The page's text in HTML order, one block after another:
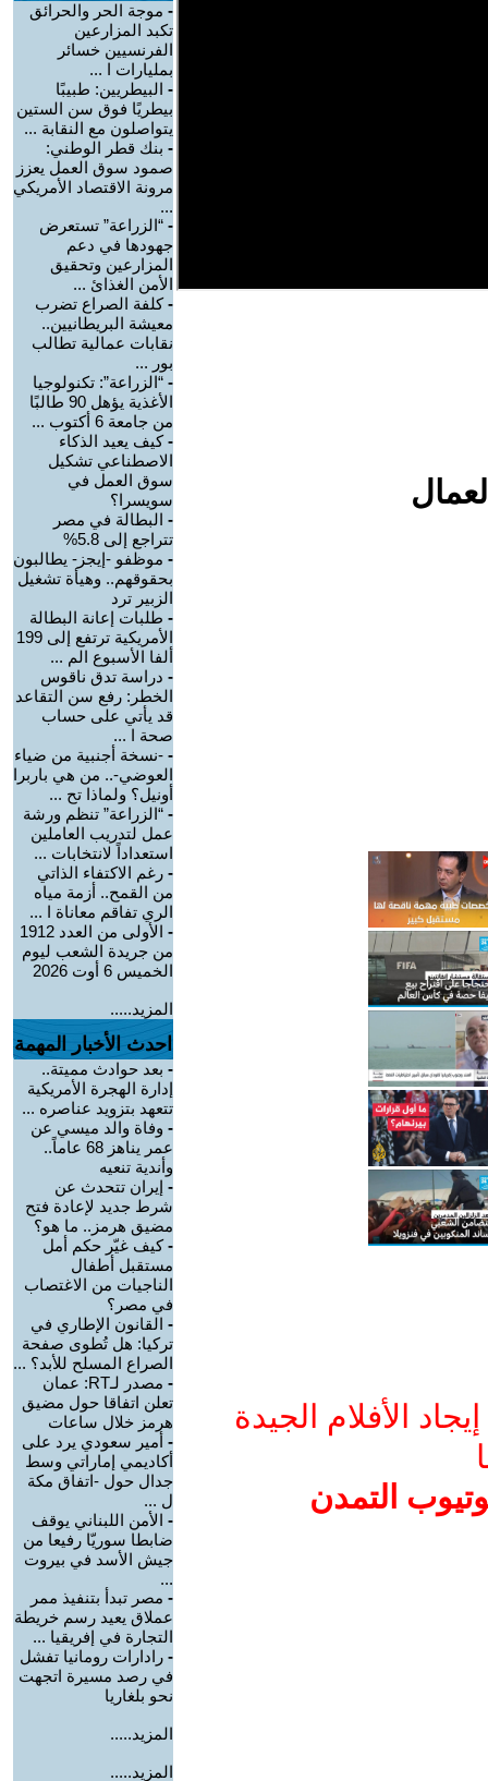
الأفلام الجيدة
التمدن
- موجة الحر والحرائق
تكبد المزارعين
الفرنسيين خسائر
بمليارات ا ...
- البيطريين: طبيبًا
بيطريًا فوق سن الستين
يتواصلون مع النقابة ...
- بنك قطر الوطني:
صمود سوق العمل يعزز
مرونة الاقتصاد الأمريكي
...
- “الزراعة” تستعرض
جهودها في دعم
المزارعين وتحقيق
الأمن الغذائ ...
-كلفة الصراع تضرب
معيشة البريطانيين..
نقابات عمالية تطالب
بور ...
- “الزراعة”: تكنولوجيا
الأغذية يؤهل 90 طالبًا
من جامعة 6 أكتوب ...
-كيف يعيد الذكاء
الاصطناعي تشكيل
سوق العمل في
سويسرا؟
- البطالة في مصر
تتراجع إلى 5.8%
- موظفو -إيجز- يطالبون
بحقوقهم.. وهيأة تشغيل
الزبير ترد
- طلبات إعانة البطالة
الأمريكية ترتفع إلى 199
ألفا الأسبوع الم ...
- دراسة تدق ناقوس
الخطر: رفع سن التقاعد
قد يأتي على حساب
صحة ا ...
- -نسخة أجنبية من ضياء
العوضي-.. من هي باربرا
أونيل؟ ولماذا تح ...
- “الزراعة” تنظم ورشة
عمل لتدريب العاملين
استعداداً لانتخابات ...
- رغم الاكتفاء الذاتي
من القمح.. أزمة مياه
الري تفاقم معاناة ا ...
-
الأولى من العدد 1912
من جريدة الشعب ليوم
الخميس 6 أوت 2026
المزيد.....
احدث الأخبار المهمة
- بعد حوادث مميتة..
إدارة الهجرة الأمريكية
تتعهد بتزويد عناصره ...
- وفاة والد ميسي عن
عمر يناهز 68 عاماً..
وأندية تنعيه
- إيران تتحدث عن
شرط جديد لإعادة فتح
مضيق هرمز.. ما هو؟
-كيف غيّر حكم أمل
مستقبل أطفال
الناجيات من الاغتصاب
في مصر؟
- القانون الإطاري في
تركيا: هل تُطوى صفحة
الصراع المسلح للأبد؟ ...
-
مصدر لـRT: عمان
تعلن اتفاقا حول مضيق
هرمز خلال ساعات
- أمير سعودي يرد على
أكاديمي إماراتي وسط
جدال حول -اتفاق مكة
ل ...
- الأمن اللبناني يوقف
ضابطا سوريّا رفيعا من
جيش الأسد في بيروت
...
- مصر تبدأ بتنفيذ ممر
عملاق يعيد رسم خريطة
التجارة في إفريقيا ...
- رادارات رومانيا تفشل
في رصد مسيرة اتجهت
نحو بلغاريا
المزيد.....
المزيد.....